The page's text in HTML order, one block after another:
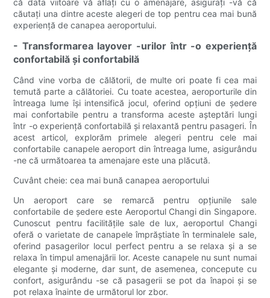
că data viitoare vă aflați cu o amenajare, asigurați -vă că
căutați una dintre aceste alegeri de top pentru cea mai bună
experiență de canapea aeroportului.
- Transformarea layover -urilor într -o experiență
confortabilă și confortabilă
Când vine vorba de călătorii, de multe ori poate fi cea mai
temută parte a călătoriei. Cu toate acestea, aeroporturile din
întreaga lume își intensifică jocul, oferind opțiuni de ședere
mai confortabile pentru a transforma aceste așteptări lungi
într -o experiență confortabilă și relaxantă pentru pasageri. În
acest articol, explorăm primele alegeri pentru cele mai
confortabile canapele aeroport din întreaga lume, asigurându
-ne că următoarea ta amenajare este una plăcută.
Cuvânt cheie: cea mai bună canapea aeroportului
Un aeroport care se remarcă pentru opțiunile sale
confortabile de ședere este Aeroportul Changi din Singapore.
Cunoscut pentru facilitățile sale de lux, aeroportul Changi
oferă o varietate de canapele împrăștiate în terminalele sale,
oferind pasagerilor locul perfect pentru a se relaxa și a se
relaxa în timpul amenajării lor. Aceste canapele nu sunt numai
elegante și moderne, dar sunt, de asemenea, concepute cu
confort, asigurându -se că pasagerii se pot da înapoi și se
pot relaxa înainte de următorul lor zbor.